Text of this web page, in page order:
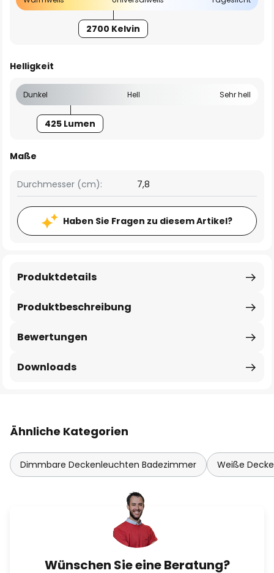
2700 Kelvin
Helligkeit
Dunkel Hell Sehr hell
425 Lumen
Maße
Durchmesser (cm): 7,8
Haben Sie Fragen zu diesem Artikel?
Produktbeschreibung
Produktdetails
Bewertungen
Downloads
Ähnliche Kategorien
Dimmbare Deckenleuchten Badezimmer Weiße
Wünschen Sie eine Beratung?